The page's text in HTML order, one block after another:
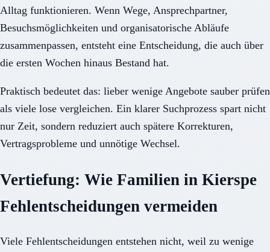
Alltag funktionieren. Wenn Wege, Ansprechpartner,
Besuchsmöglichkeiten und organisatorische Abläufe
zusammenpassen, entsteht eine Entscheidung, die auch über
die ersten Wochen hinaus Bestand hat.
Praktisch bedeutet das: lieber wenige Angebote sauber prüfen
als viele lose vergleichen. Ein klarer Suchprozess spart nicht
nur Zeit, sondern reduziert auch spätere Korrekturen,
Vertragsprobleme und unnötige Wechsel.
Vertiefung: Wie Familien in Kierspe
Fehlentscheidungen vermeiden
Viele Fehlentscheidungen entstehen nicht, weil zu wenige